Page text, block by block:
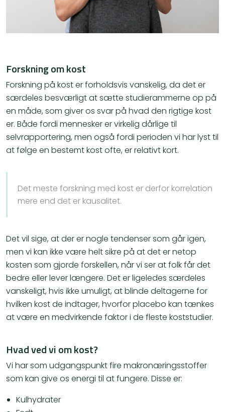
Forskning om kost
Forskning på kost er forholdsvis vanskelig, da det er
særdeles besværligt at sætte studierammerne op på
en måde, som giver os svar på hvad den rigtige kost
er. Både fordi mennesker er virkelig dårlige til
selvrapportering, men også fordi perioden vi har lyst til
at følge en bestemt kost ofte, er relativt kort.
Det meste forskning med kost er derfor korrelation
mere end det er kausalitet.
Det vil sige, at der er nogle tendenser som går igen,
men vi kan ikke være helt sikre på at det er netop
kosten som gjorde forskellen, når vi ser at folk får det
bedre eller lever længere. Det er ligeledes særdeles
vanskeligt, hvis ikke umuligt, at blinde deltagerne for
hvilken kost de indtager, hvorfor placebo kan tænkes
at være en medvirkende faktor i de fleste koststudier.
Hvad ved vi om kost?
Vi har som udgangspunkt fire makronæringsstoffer
som kan give os energi til at fungere. Disse er:
Kulhydrater